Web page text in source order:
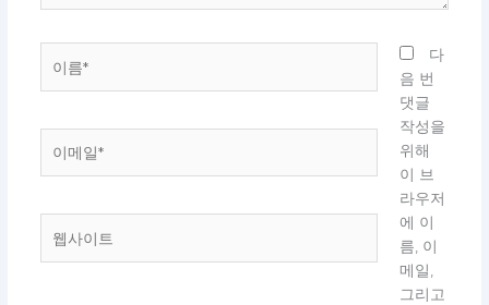
*
다
음 번
댓글
작성을
위해
이 브
라우저
에 이
름, 이
메일,
그리고